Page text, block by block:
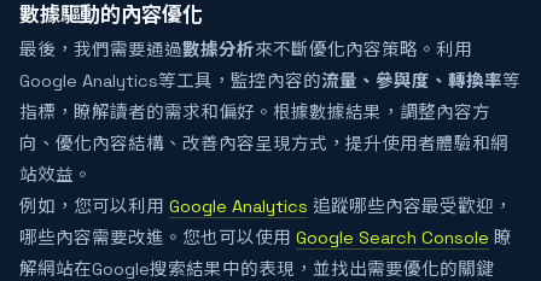
數據驅動的內容優化
最後，我們需要通過數據分析來不斷優化內容策略。利用
Google Analytics等工具，監控內容的流量、參與度、轉換率等
指標，瞭解讀者的需求和偏好。根據數據結果，調整內容方
向、優化內容結構、改善內容呈現方式，提升使用者體驗和網
站效益。
例如，您可以利用 Google Analytics 追蹤哪些內容最受歡迎，
哪些內容需要改進。您也可以使用 Google Search Console 瞭
解網站在Google搜索結果中的表現，並找出需要優化的關鍵